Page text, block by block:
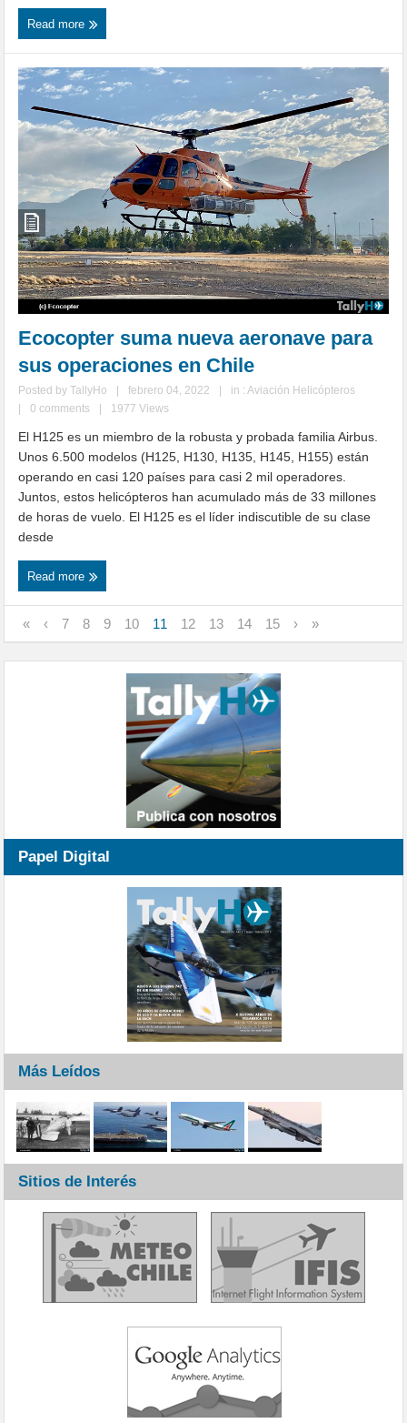
Read more
Ecocopter suma nueva aeronave para
sus operaciones en Chile
Posted byTallyHo febrero 04, 2022 in :Aviación Helicópteros
0 comments 1977 Views
El H125 es un miembro de la robusta y probada familia Airbus.
Unos 6.500 modelos (H125, H130, H135, H145, H155) están
operando en casi 120 países para casi 2 mil operadores.
Juntos, estos helicópteros han acumulado más de 33 millones
de horas de vuelo. El H125 es el líder indiscutible de su clase
desde
Read more
« ‹ 7 8 9 10 11 12 13 14 15 › »
Papel Digital
Más Leídos
Sitios de Interés